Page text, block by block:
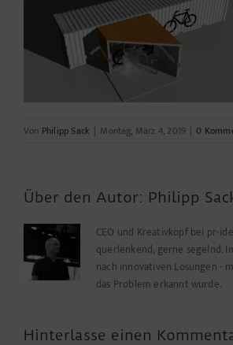
Von Philipp Sack | Montag, März 4, 2019 | 0
Über den Autor: Philipp
CEO und Kreativkopf bei pr-
querlenkend, gerne segelnd.
nach innovativen Lösungen -
das Problem erkannt wurde.
Hinterlasse einen